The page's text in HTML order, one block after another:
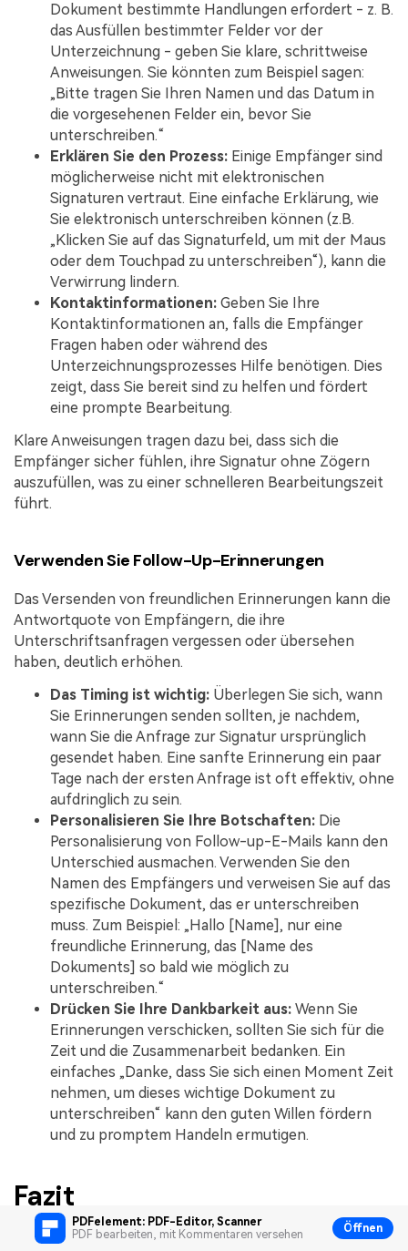
PDFelement: PDF-Editor, Scanner
PDF bearbeiten, mit Kommentaren versehen
Öffnen
Dokument bestimmte Handlungen erfordert - z. B.
das Ausfüllen bestimmter Felder vor der
Unterzeichnung - geben Sie klare, schrittweise
Anweisungen. Sie könnten zum Beispiel sagen:
„Bitte tragen Sie Ihren Namen und das Datum in
die vorgesehenen Felder ein, bevor Sie
unterschreiben.“
Erklären Sie den Prozess: Einige Empfänger sind
möglicherweise nicht mit elektronischen
Signaturen vertraut. Eine einfache Erklärung, wie
Sie elektronisch unterschreiben können (z.B.
„Klicken Sie auf das Signaturfeld, um mit der Maus
oder dem Touchpad zu unterschreiben“), kann die
Verwirrung lindern.
Kontaktinformationen: Geben Sie Ihre
Kontaktinformationen an, falls die Empfänger
Fragen haben oder während des
Unterzeichnungsprozesses Hilfe benötigen. Dies
zeigt, dass Sie bereit sind zu helfen und fördert
eine prompte Bearbeitung.
Klare Anweisungen tragen dazu bei, dass sich die
Empfänger sicher fühlen, ihre Signatur ohne Zögern
auszufüllen, was zu einer schnelleren Bearbeitungszeit
führt.
Verwenden Sie Follow-Up-Erinnerungen
Das Versenden von freundlichen Erinnerungen kann die
Antwortquote von Empfängern, die ihre
Unterschriftsanfragen vergessen oder übersehen
haben, deutlich erhöhen.
Das Timing ist wichtig: Überlegen Sie sich, wann
Sie Erinnerungen senden sollten, je nachdem,
wann Sie die Anfrage zur Signatur ursprünglich
gesendet haben. Eine sanfte Erinnerung ein paar
Tage nach der ersten Anfrage ist oft effektiv, ohne
aufdringlich zu sein.
Personalisieren Sie Ihre Botschaften: Die
Personalisierung von Follow-up-E-Mails kann den
Unterschied ausmachen. Verwenden Sie den
Namen des Empfängers und verweisen Sie auf das
spezifische Dokument, das er unterschreiben
muss. Zum Beispiel: „Hallo [Name], nur eine
freundliche Erinnerung, das [Name des
Dokuments] so bald wie möglich zu
unterschreiben.“
Drücken Sie Ihre Dankbarkeit aus: Wenn Sie
Erinnerungen verschicken, sollten Sie sich für die
Zeit und die Zusammenarbeit bedanken. Ein
einfaches „Danke, dass Sie sich einen Moment Zeit
nehmen, um dieses wichtige Dokument zu
unterschreiben“ kann den guten Willen fördern
und zu promptem Handeln ermutigen.
Fazit
Die Anforderung von elektronischen Signaturen war